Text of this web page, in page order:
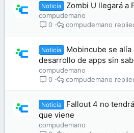
Noticia Zombi U llegará a
compudemano
0
compudemano
Noticia
Mobincube se alía
desarrollo de apps sin
compudemano
0
compudemano
Noticia
Fallout 4 no
que viene
compudemano